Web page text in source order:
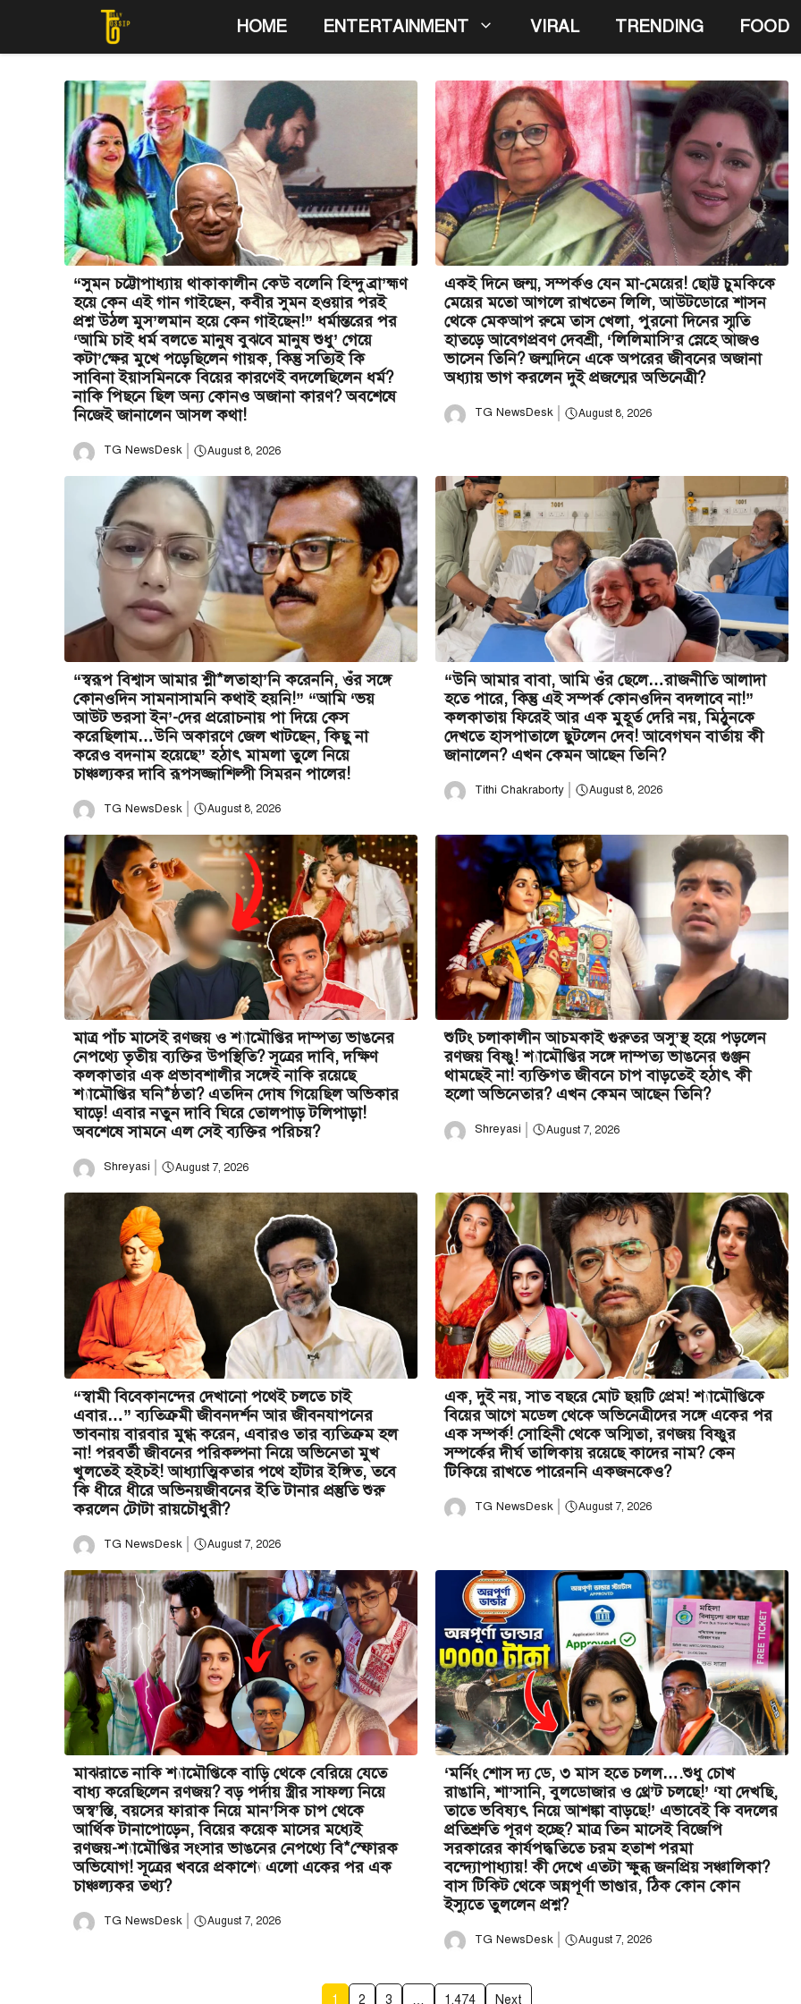
to
content
HOME ENTERTAINMENT VIRAL TRENDING FOOD
“সুমন চট্টোপাধ্যায় থাকাকালীন কেউ বলেনি হিন্দু ব্রা’হ্মণ
হয়ে কেন এই গান গাইছেন, কবীর সুমন হওয়ার পরই
প্রশ্ন উঠল মুস’লমান হয়ে কেন গাইছেন!” ধর্মান্তরের পর
‘আমি চাই ধর্ম বলতে মানুষ বুঝবে মানুষ শুধু’ গেয়ে
কটা’ক্ষের মুখে পড়েছিলেন গায়ক, কিন্তু সত্যিই কি
সাবিনা ইয়াসমিনকে বিয়ের কারণেই বদলেছিলেন ধর্ম?
নাকি পিছনে ছিল অন্য কোনও অজানা কারণ? অবশেষে
নিজেই জানালেন আসল কথা!
TG NewsDesk August 8, 2026
একই দিনে জন্ম, সম্পর্কও যেন মা-মেয়ের! ছোট্ট চুমকিকে
মেয়ের মতো আগলে রাখতেন লিলি, আউটডোরে শাসন
থেকে মেকআপ রুমে তাস খেলা, পুরনো দিনের স্মৃতি
হাতড়ে আবেগপ্রবণ দেবশ্রী, ‘লিলিমাসি’র স্নেহে আজও
ভাসেন তিনি? জন্মদিনে একে অপরের জীবনের অজানা
অধ্যায় ভাগ করলেন দুই প্রজন্মের অভিনেত্রী?
TG NewsDesk August 8, 2026
“স্বরূপ বিশ্বাস আমার শ্লী*লতাহা’নি করেননি, ওঁর সঙ্গে
কোনওদিন সামনাসামনি কথাই হয়নি!” “আমি ‘ভয়
আউট ভরসা ইন’-দের প্ররোচনায় পা দিয়ে কেস
করেছিলাম…উনি অকারণে জেল খাটছেন, কিছু না
করেও বদনাম হয়েছে” হঠাৎ মামলা তুলে নিয়ে
চাঞ্চল্যকর দাবি রূপসজ্জাশিল্পী সিমরন পালের!
TG NewsDesk August 8, 2026
“উনি আমার বাবা, আমি ওঁর ছেলে…রাজনীতি আলাদা
হতে পারে, কিন্তু এই সম্পর্ক কোনওদিন বদলাবে না!”
কলকাতায় ফিরেই আর এক মুহূর্ত দেরি নয়, মিঠুনকে
দেখতে হাসপাতালে ছুটলেন দেব! আবেগঘন বার্তায় কী
জানালেন? এখন কেমন আছেন তিনি?
Tithi Chakraborty August 8, 2026
মাত্র পাঁচ মাসেই রণজয় ও শ্যামৌপ্তির দাম্পত্য ভাঙনের
নেপথ্যে তৃতীয় ব্যক্তির উপস্থিতি? সূত্রের দাবি, দক্ষিণ
কলকাতার এক প্রভাবশালীর সঙ্গেই নাকি রয়েছে
শ্যামৌপ্তির ঘনি*ষ্ঠতা? এতদিন দোষ গিয়েছিল অভিকার
ঘাড়ে! এবার নতুন দাবি ঘিরে তোলপাড় টলিপাড়া!
অবশেষে সামনে এল সেই ব্যক্তির পরিচয়?
Shreyasi August 7, 2026
শুটিং চলাকালীন আচমকাই গুরুতর অসু’স্থ হয়ে পড়লেন
রণজয় বিষ্ণু! শ্যামৌপ্তির সঙ্গে দাম্পত্য ভাঙনের গুঞ্জন
থামছেই না! ব্যক্তিগত জীবনে চাপ বাড়তেই হঠাৎ কী
হলো অভিনেতার? এখন কেমন আছেন তিনি?
Shreyasi August 7, 2026
“স্বামী বিবেকানন্দের দেখানো পথেই চলতে চাই
এবার…” ব্যতিক্রমী জীবনদর্শন আর জীবনযাপনের
ভাবনায় বারবার মুগ্ধ করেন, এবারও তার ব্যতিক্রম হল
না! পরবর্তী জীবনের পরিকল্পনা নিয়ে অভিনেতা মুখ
খুলতেই হইচই! আধ্যাত্মিকতার পথে হাঁটার ইঙ্গিত, তবে
কি ধীরে ধীরে অভিনয়জীবনের ইতি টানার প্রস্তুতি শুরু
করলেন টোটা রায়চৌধুরী?
TG NewsDesk August 7, 2026
এক, দুই নয়, সাত বছরে মোট ছয়টি প্রেম! শ্যামৌপ্তিকে
বিয়ের আগে মডেল থেকে অভিনেত্রীদের সঙ্গে একের পর
এক সম্পর্ক! সোহিনী থেকে অস্মিতা, রণজয় বিষ্ণুর
সম্পর্কের দীর্ঘ তালিকায় রয়েছে কাদের নাম? কেন
টিকিয়ে রাখতে পারেননি একজনকেও?
TG NewsDesk August 7, 2026
মাঝরাতে নাকি শ্যামৌপ্তিকে বাড়ি থেকে বেরিয়ে যেতে
বাধ্য করেছিলেন রণজয়? বড় পর্দায় স্ত্রীর সাফল্য নিয়ে
অস্ব’স্তি, বয়সের ফারাক নিয়ে মান’সিক চাপ থেকে
আর্থিক টানাপোড়েন, বিয়ের কয়েক মাসের মধ্যেই
রণজয়-শ্যামৌপ্তির সংসার ভাঙনের নেপথ্যে বি*স্ফোরক
অভিযোগ! সূত্রের খবরে প্রকাশ্যে এলো একের পর এক
চাঞ্চল্যকর তথ্য?
TG NewsDesk August 7, 2026
‘মর্নিং শোস দ্য ডে, ৩ মাস হতে চলল….শুধু চোখ
রাঙানি, শা’সানি, বুলডোজার ও থ্রে’ট চলছে!’ ‘যা দেখছি,
তাতে ভবিষ্যৎ নিয়ে আশঙ্কা বাড়ছে!’ এভাবেই কি বদলের
প্রতিশ্রুতি পূরণ হচ্ছে? মাত্র তিন মাসেই বিজেপি
সরকারের কার্যপদ্ধতিতে চরম হতাশ পরমা
বন্দ্যোপাধ্যায়! কী দেখে এতটা ক্ষুব্ধ জনপ্রিয় সঞ্চালিকা?
বাস টিকিট থেকে অন্নপূর্ণা ভাণ্ডার, ঠিক কোন কোন
ইস্যুতে তুললেন প্রশ্ন?
TG NewsDesk August 7, 2026
1 2 3 … 1,474 Next